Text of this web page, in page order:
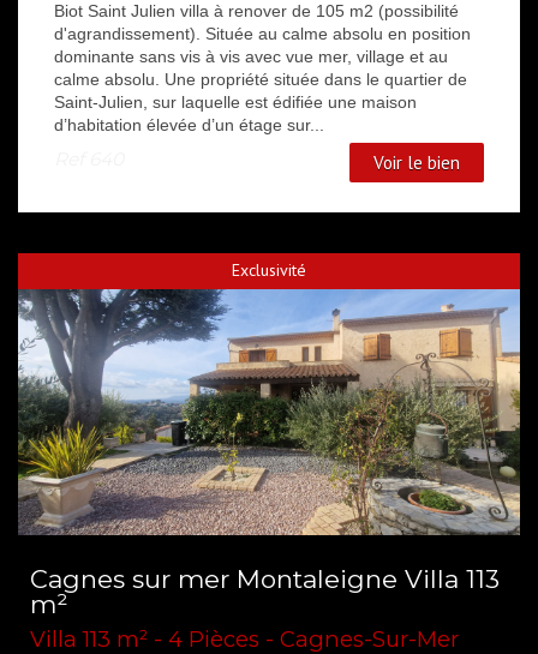
Biot Saint Julien villa à renover de 105 m2 (possibilité
d'agrandissement). Située au calme absolu en position
dominante sans vis à vis avec vue mer, village et au
calme absolu. Une propriété située dans le quartier de
Saint-Julien, sur laquelle est édifiée une maison
d’habitation élevée d’un étage sur...
Voir le bien
Exclusivité
Cagnes sur mer Montaleigne Villa 113
m²
Villa 113 m² - 4 Pièces - Cagnes-Sur-Mer